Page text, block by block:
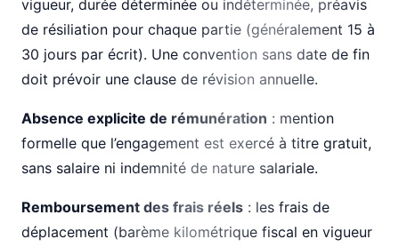
vigueur, durée déterminée ou indéterminée, préavis
de résiliation pour chaque partie (généralement 15 à
30 jours par écrit). Une convention sans date de fin
doit prévoir une clause de révision annuelle.
Absence explicite de rémunération : mention
formelle que l’engagement est exercé à titre gratuit,
sans salaire ni indemnité de nature salariale.
Remboursement des frais réels : les frais de
déplacement (barème kilométrique fiscal en vigueur